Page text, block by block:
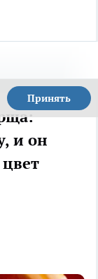
Принять
и он